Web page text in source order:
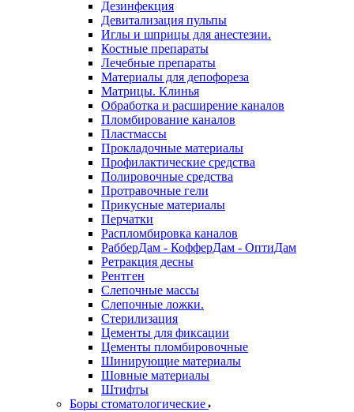
Дезинфекция
Девитализация пульпы
Иглы и шприцы для анестезии.
Костные препараты
Лечебные препараты
Материалы для депофореза
Матрицы. Клинья
Обработка и расширение каналов
Пломбирование каналов
Пластмассы
Прокладочные материалы
Профилактические средства
Полировочные средства
Протравочные гели
Прикусные материалы
Перчатки
Распломбировка каналов
РабберДам - КофферДам - ОптиДам
Ретракция десны
Рентген
Слепочные массы
Слепочные ложки.
Стерилизация
Цементы для фиксации
Цементы пломбировочные
Шинирующие материалы
Шовные материалы
Штифты
Боры стоматологические